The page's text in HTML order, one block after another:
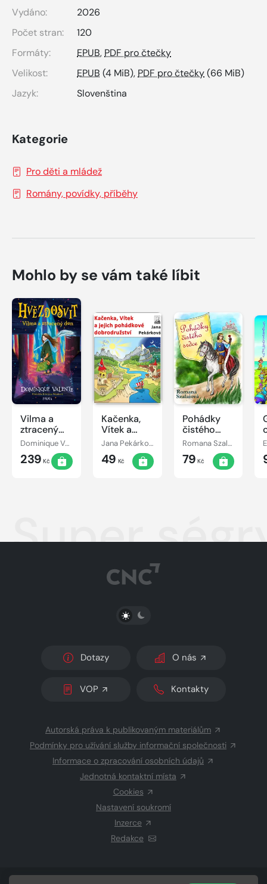
Vydáno:
2026
Počet stran:
120
Formáty:
EPUB, PDF pro čtečky
Velikost:
EPUB (4 MiB), PDF pro čtečky(66 MiB)
Jazyk:
Slovenština
Kategorie
Pro děti a mládež
Romány, povídky, příběhy
Mohlo by se vám také líbit
Vilma a
ztracený
den
Dominique Valente
239 Kč
Kačenka,
Vítek a
jejich
pohádkové
dobrodružství
Jana Pekárková
49 Kč
Pohádky
čistého
srdce
Romana Szalaiová
79 Kč
Super
PŘEPNOUT SVĚTLÝ/TMAVÝ REŽIM
Dotazy O nás
VOP Kontakty
Autorská práva k publikovaným materiálům
Podmínky pro užívání služby informační společnosti
Informace o zpracování osobních údajů
Jednotná kontaktní místa
Cookies
Nastavení soukromí
Inzerce
Redakce